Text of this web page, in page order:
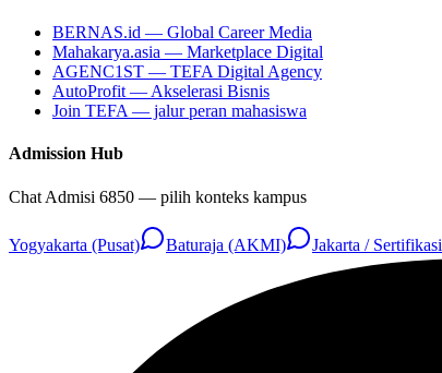
BERNAS.id — Global Career Media
Mahakarya.asia — Marketplace Digital
AGENC1ST — TEFA Digital Agency
AutoProfit — Akselerasi Bisnis
Join TEFA — jalur peran mahasiswa
Admission Hub
Chat Admisi 6850 — pilih konteks kampus
Yogyakarta (Pusat) Baturaja (AKMI) Jakarta / Sertifikasi